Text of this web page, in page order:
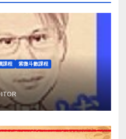
課程 紫微斗數課程